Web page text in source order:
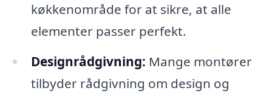
køkkenområde for at sikre, at alle
elementer passer perfekt.
Designrådgivning: Mange montører
tilbyder rådgivning om design og